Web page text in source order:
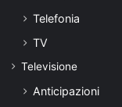
Telefonia
TV
Televisione
Anticipazioni